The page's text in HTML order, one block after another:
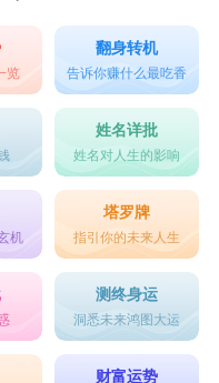
览
翻身转机
告诉你赚什么最吃香
姓名详批
姓名对人生的影响
机
塔罗牌
指引你的未来人生
测终身运
洞悉未来鸿图大运
财富运势